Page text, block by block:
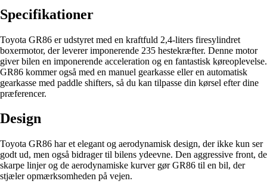
Specifikationer
Toyota GR86 er udstyret med en kraftfuld 2,4-liters firesylindret
boxermotor, der leverer imponerende 235 hestekræfter. Denne motor
giver bilen en imponerende acceleration og en fantastisk køreoplevelse.
GR86 kommer også med en manuel gearkasse eller en automatisk
gearkasse med paddle shifters, så du kan tilpasse din kørsel efter dine
præferencer.
Design
Toyota GR86 har et elegant og aerodynamisk design, der ikke kun ser
godt ud, men også bidrager til bilens ydeevne. Den aggressive front, de
skarpe linjer og de aerodynamiske kurver gør GR86 til en bil, der
stjæler opmærksomheden på vejen.